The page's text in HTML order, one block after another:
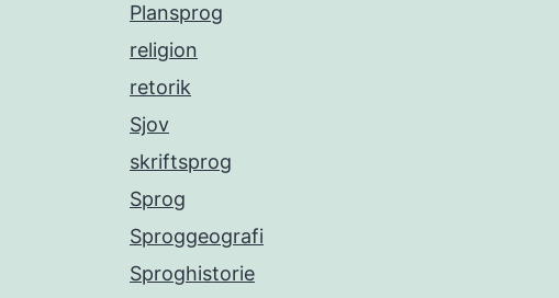
Plansprog
religion
retorik
Sjov
skriftsprog
Sprog
Sproggeografi
Sproghistorie